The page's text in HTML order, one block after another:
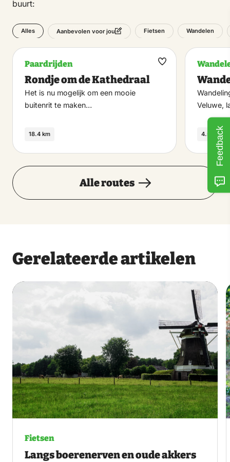
buurt:
Alles Aanbevolen voor jou Fietsen Wandelen
Paardrijden
Rondje om de Kathedraal
Het is nu mogelijk om een mooie
buitenrit te maken…
18.4 km
Maak
Veluwe,
4.5 km
Alle routes
Gerelateerde artikelen
Fietsen
Langs boerenerven en oude akkers
Feedback